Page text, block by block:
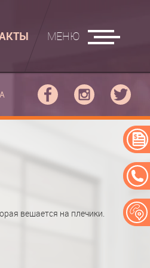
МЕНЮ
вешается на плечики.